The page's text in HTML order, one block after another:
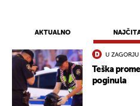
AKTUALNO
U ZAGORJU
Teška
poginula